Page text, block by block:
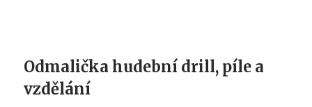
Odmalička hudební drill, píle a
vzdělání